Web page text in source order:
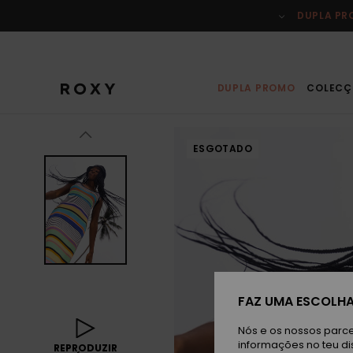
do
DUPLA
DUPLA PROMO
REPRODUZIR
ESGOTADO
FAZ UMA
Nós e os nossos
informações no teu